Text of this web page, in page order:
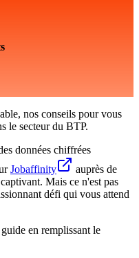
nos conseils pour vous
le secteur du BTP.
données chiffrées
Jobaffinity
auprès de
Mais ce n'est pas
défi qui vous attend
en remplissant le